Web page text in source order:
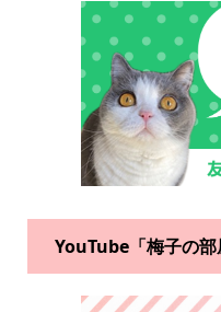
YouTube「梅子の部